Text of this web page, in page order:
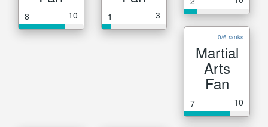
8 10 1 3
0/6 ranks
Martial
Arts
Fan
7 10